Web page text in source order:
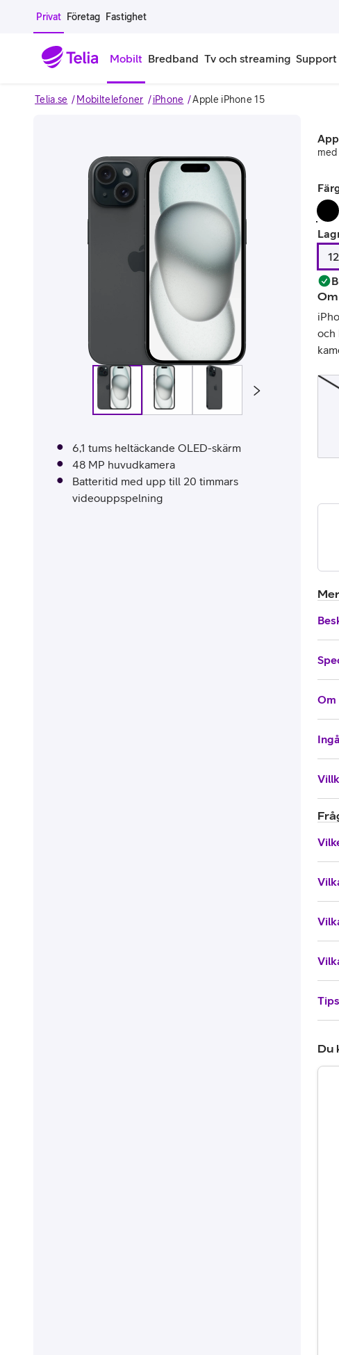
Gå till sidans innehåll
Privat Företag Fastighet
Mobilt
Samsung Galaxy
Alla mobiltelefoner
Begagnade mobiltelefoner
Alla
Extra användare
Smartwatches Surfplattor
Bredband Tv och streaming Support
Telia.se Mobiltelefoner iPhone Apple iPhone 15
med
Image 1 of 3
6,1 tums heltäckande OLED-skärm
48 MP huvudkamera
Batteritid med upp till 20 timmars
videouppspelning
Om
och
Om
Du